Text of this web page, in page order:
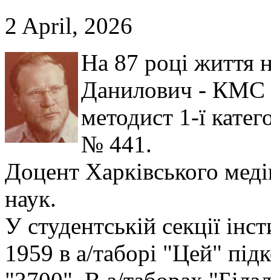
2 April, 2026
На 87 році життя
Данилович - КМС з
методист 1-ї
№ 441.
Доцент Харківського
наук.
У студентській секції
1959 в а/таборі "Цей"